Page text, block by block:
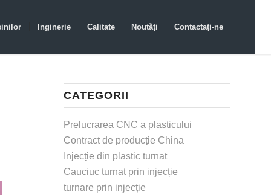
Inginerie Calitate Noutăți Contactați-ne
CATEGORII
Prelucrarea CNC a plasticului
Contract de producție China
Injecție din plastic turnat
Cauciuc turnat prin injecție
turnare prin injecție